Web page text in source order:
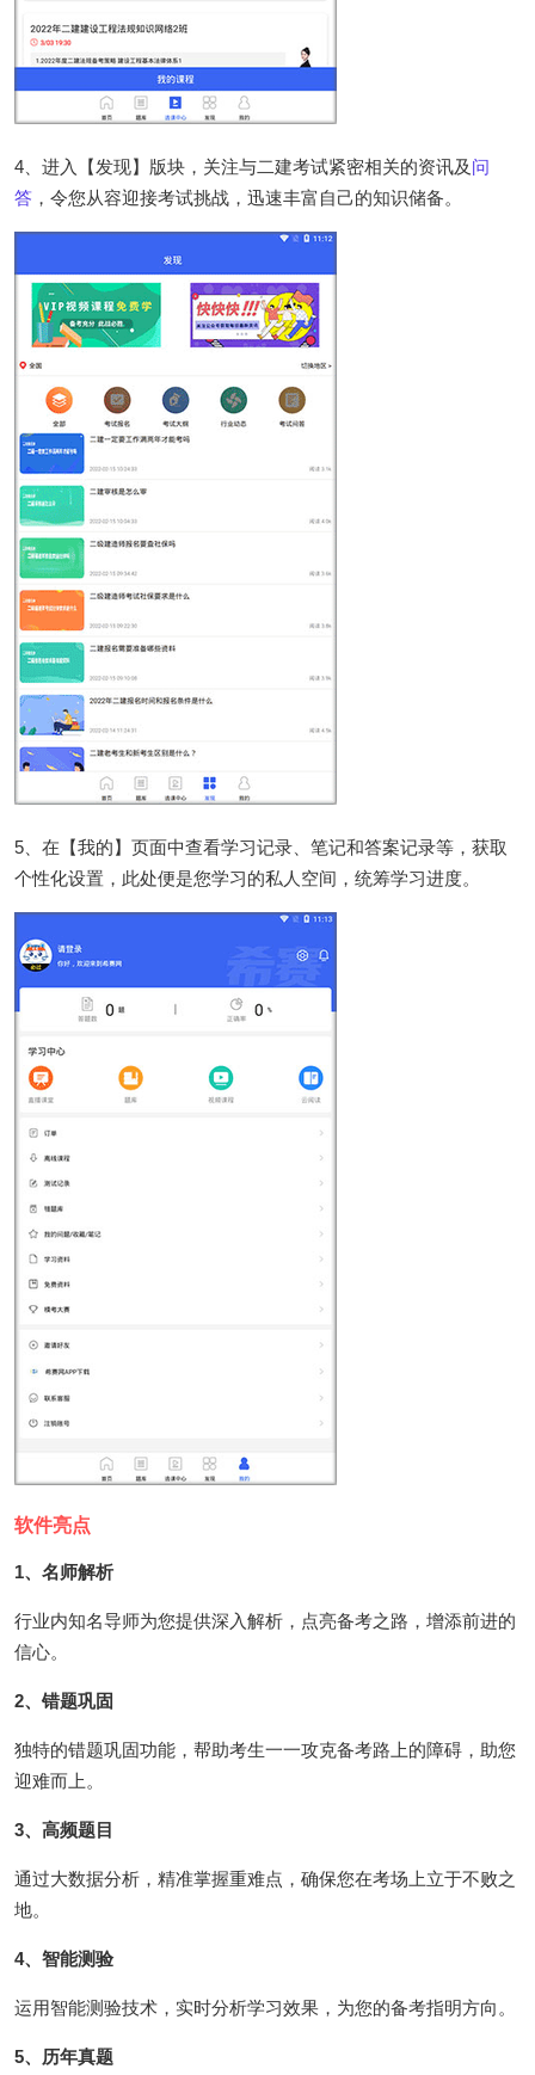
4、进入【发现】版块，关注与二建考试紧密相关的资讯及 问
答 ，令您从容迎接考试挑战，迅速丰富自己的知识储备。
5、在【我的】页面中查看学习记录、笔记和答案记录等，获取
个性化设置，此处便是您学习的私人空间，统筹学习进度。
软件亮点
1、名师解析
行业内知名导师为您提供深入解析，点亮备考之路，增添前进的
信心。
2、错题巩固
独特的错题巩固功能，帮助考生一一攻克备考路上的障碍，助您
迎难而上。
3、高频题目
通过大数据分析，精准掌握重难点，确保您在考场上立于不败之
地。
4、智能测验
运用智能测验技术，实时分析学习效果，为您的备考指明方向。
5、历年真题